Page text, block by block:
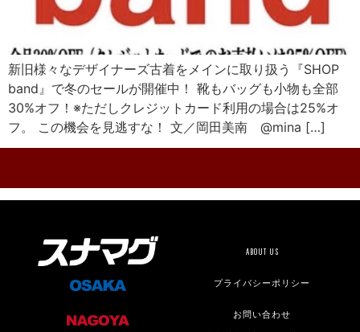
新旧様々なデザイナーズ古着をメインに取り扱う『SHOP
band』で冬のセールが開催中！ 靴もバッグも小物も全部
30%オフ！※ただしクレジットカード利用の場合は25%オ
フ。 この機会を見逃すな！ 文／岡田美南 @mina […]
ABOUT US
プライバシーポリシー
お問い合わせ